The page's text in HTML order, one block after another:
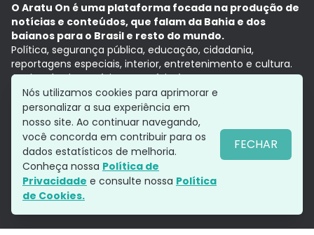
O Aratu On é uma plataforma focada na produção de
notícias e conteúdos, que falam da Bahia e dos
baianos para o Brasil e resto do mundo.
Política, segurança pública, educação, cidadania,
reportagens especiais, interior, entretenimento e cultura.
Aqui, tudo vira notícia e a notícia é no tempo presente,
com a credibilidade do Grupo Aratu.
Grupo Aratu
Política de privacidade
Siga-nos
Nós utilizamos cookies para aprimorar e
personalizar a sua experiência em
nosso site. Ao continuar navegando,
você concorda em contribuir para os
dados estatísticos de melhoria.
Conheça nossa Política de
Privacidade e consulte nossa Política
de Cookies.
FECHAR